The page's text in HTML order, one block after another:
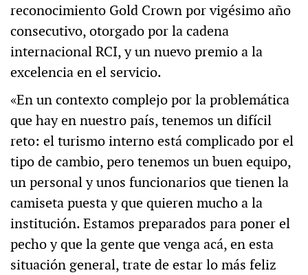
reconocimiento Gold Crown por vigésimo año
consecutivo, otorgado por la cadena
internacional RCI, y un nuevo premio a la
excelencia en el servicio.
«En un contexto complejo por la problemática
que hay en nuestro país, tenemos un difícil
reto: el turismo interno está complicado por el
tipo de cambio, pero tenemos un buen equipo,
un personal y unos funcionarios que tienen la
camiseta puesta y que quieren mucho a la
institución. Estamos preparados para poner el
pecho y que la gente que venga acá, en esta
situación general, trate de estar lo más feliz